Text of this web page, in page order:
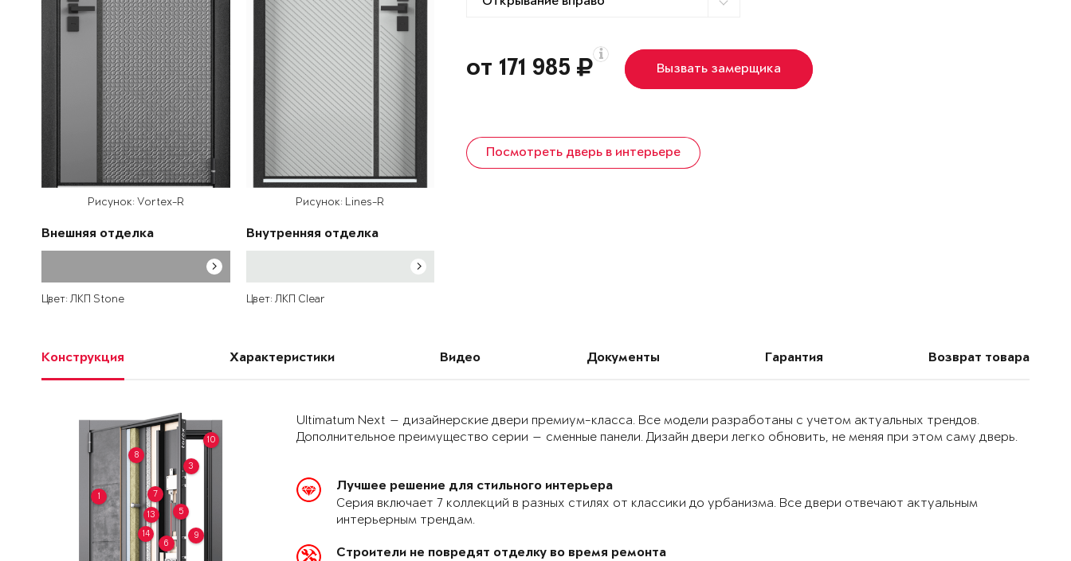
Рисунок: Vortex-R
Внешняя отделка
Цвет: ЛКП Stone
Рисунок: Lines-R
Внутренняя отделка
Цвет: ЛКП Clear
от 171 985 Вызвать замерщика
Посмотреть дверь в интерьере
Конструкция Характеристики Видео Документы Гарантия Возврат товара
1
3
5
6
7
8
9
10
13
14
Ultimatum Next — дизайнерские двери премиум-класса. Все модели разработаны с учетом актуальных трендов.
Дополнительное преимущество серии — сменные панели. Дизайн двери легко обновить, не меняя при этом саму дверь.
Лучшее решение для стильного интерьера
Серия включает 7 коллекций в разных стилях от классики до урбанизма. Все двери отвечают актуальным
интерьерным трендам.
Строители не повредят отделку во время ремонта